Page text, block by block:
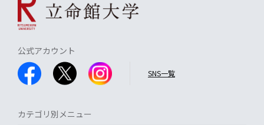
公式アカウント
SNS一覧
カテゴリ別メニュー